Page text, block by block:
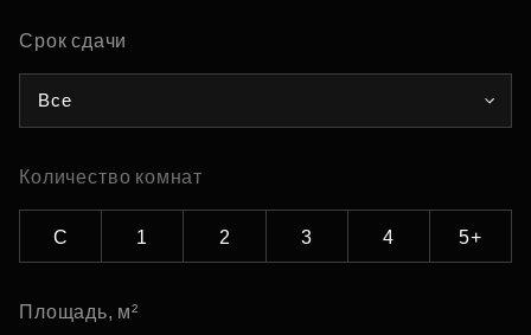
Срок сдачи
Все
Количество комнат
С 1 2 3 4 5+
Площадь, м²